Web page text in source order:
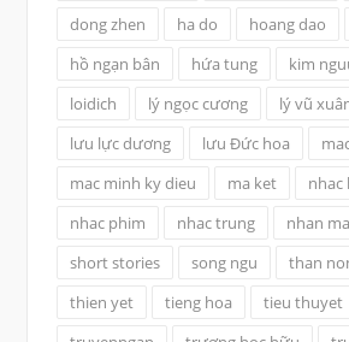
dong zhen
ha do hoang dao
hồ ngạn bân
hứa tung kim
loidich
lý ngọc cương
lý vũ
lưu lực dương
lưu Đức hoa
mac minh ky dieu
ma ket nhac
nhac phim
nhac trung
nhan ma
short stories
song ngu than
thien yet
tieng hoa tieu thuyet